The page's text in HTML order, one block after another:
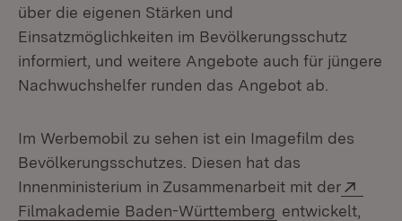
über die eigenen Stärken und
Einsatzmöglichkeiten im Bevölkerungsschutz
informiert, und weitere Angebote auch für jüngere
Nachwuchshelfer runden das Angebot ab.
Im Werbemobil zu sehen ist ein Imagefilm des
Bevölkerungsschutzes. Diesen hat das
Innenministerium in Zusammenarbeit mit der
Filmakademie Baden-Württemberg (Öffnet in
entwickelt,